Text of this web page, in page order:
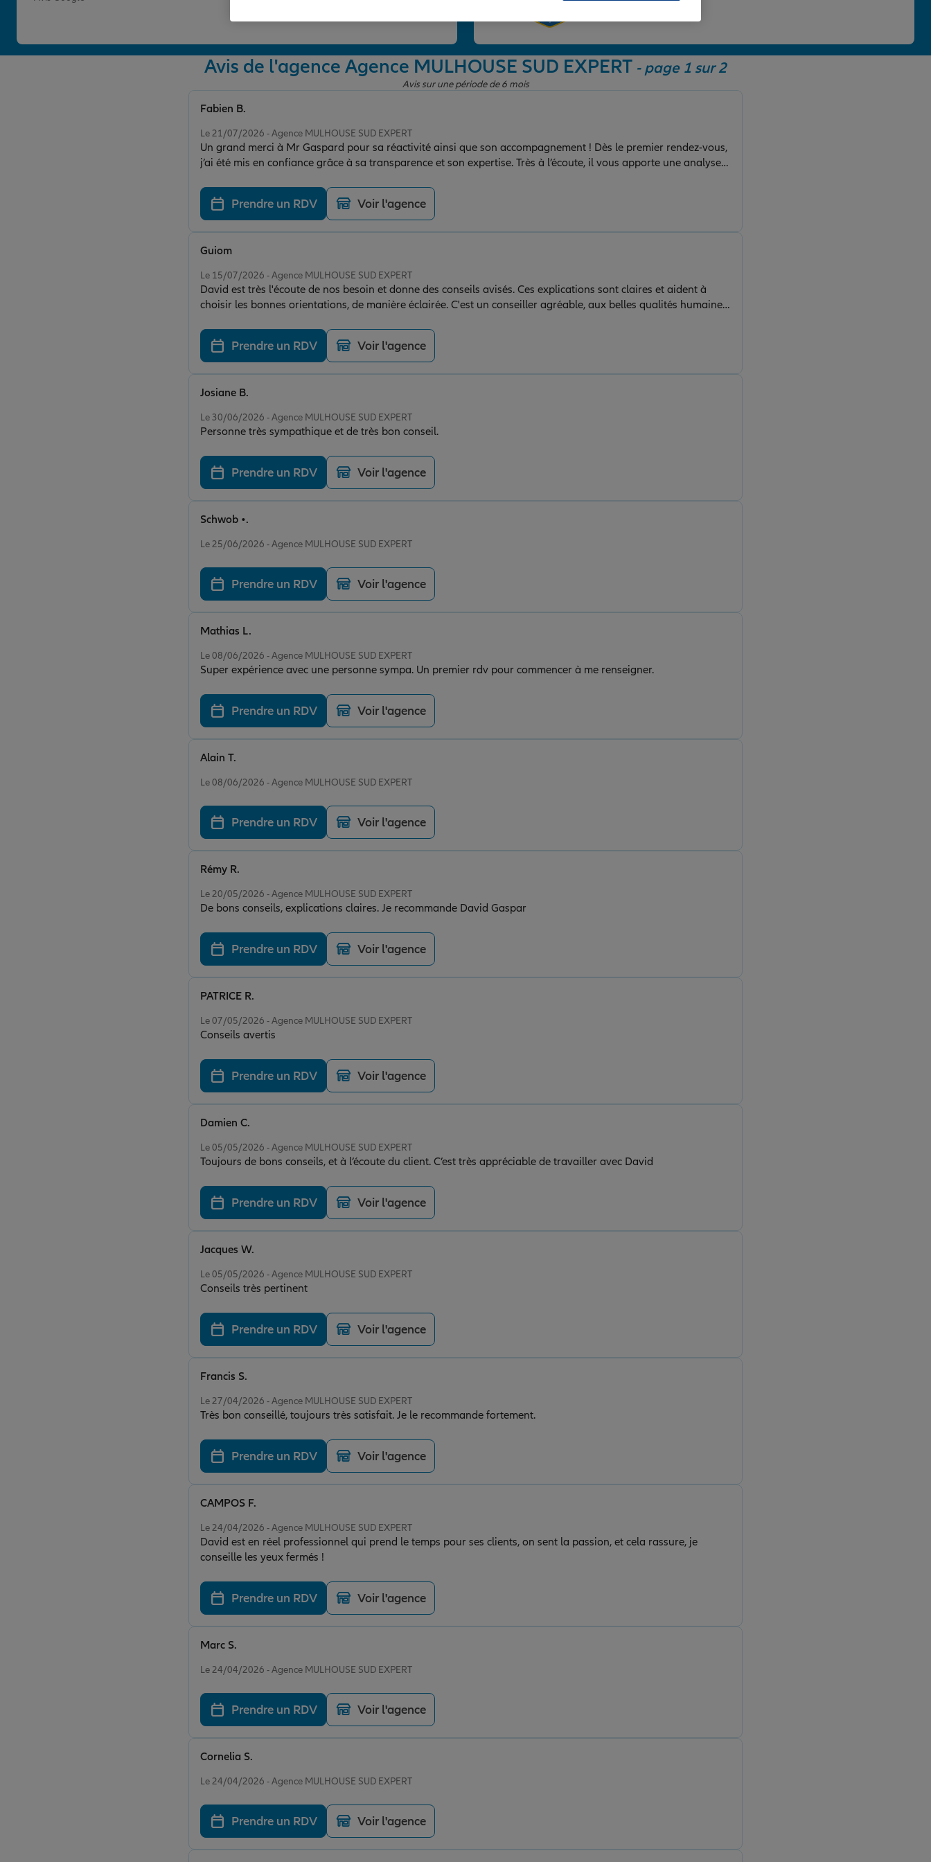
Avis de l'agence Agence MULHOUSE SUD EXPERT - page 1 sur 2
Avis sur une période de 6 mois
Le 21/07/2026 - Agence MULHOUSE SUD EXPERT
Un grand merci à Mr Gaspard pour sa réactivité ainsi que son accompagnement ! Dès le premier rendez-vous,
j’ai été mis en confiance grâce à sa transparence et son expertise. Très à l’écoute, il vous apporte une analyse
Fabien B.
Prendre un RDV Voir l'agence
Le 15/07/2026 - Agence MULHOUSE SUD EXPERT
David est très l'écoute de nos besoin et donne des conseils avisés. Ces explications sont claires et aident à
choisir les bonnes orientations, de manière éclairée. C'est un conseiller agréable, aux belles qualités humaines.
Guiom
Prendre un RDV Voir l'agence
Le 30/06/2026 - Agence MULHOUSE SUD EXPERT
Personne très sympathique et de très bon conseil.
Josiane B.
Prendre un RDV Voir l'agence
Le 25/06/2026 - Agence MULHOUSE SUD EXPERT
Schwob •.
Prendre un RDV Voir l'agence
Le 08/06/2026 - Agence MULHOUSE SUD EXPERT
Super expérience avec une personne sympa. Un premier rdv pour commencer à me renseigner.
Mathias L.
Prendre un RDV Voir l'agence
Le 08/06/2026 - Agence MULHOUSE SUD EXPERT
Alain T.
Prendre un RDV Voir l'agence
Le 20/05/2026 - Agence MULHOUSE SUD EXPERT
De bons conseils, explications claires. Je recommande David Gaspar
Rémy R.
Prendre un RDV Voir l'agence
Le 07/05/2026 - Agence MULHOUSE SUD EXPERT
Conseils avertis
PATRICE R.
Prendre un RDV Voir l'agence
Le 05/05/2026 - Agence MULHOUSE SUD EXPERT
Toujours de bons conseils, et à l’écoute du client. C’est très appréciable de travailler avec David
Damien C.
Prendre un RDV Voir l'agence
Le 05/05/2026 - Agence MULHOUSE SUD EXPERT
Conseils très pertinent
Jacques W.
Prendre un RDV Voir l'agence
Le 27/04/2026 - Agence MULHOUSE SUD EXPERT
Très bon conseillé, toujours très satisfait. Je le recommande fortement.
Francis S.
Prendre un RDV Voir l'agence
Le 24/04/2026 - Agence MULHOUSE SUD EXPERT
David est en réel professionnel qui prend le temps pour ses clients, on sent la passion, et cela rassure, je
conseille les yeux fermés !
CAMPOS F.
Prendre un RDV Voir l'agence
Le 24/04/2026 - Agence MULHOUSE SUD EXPERT
Marc S.
Prendre un RDV Voir l'agence
Le 24/04/2026 - Agence MULHOUSE SUD EXPERT
Cornelia S.
Prendre un RDV Voir l'agence